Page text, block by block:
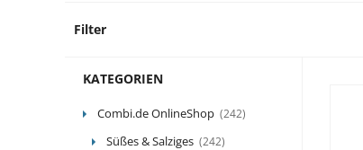
Filter
KATEGORIEN
Combi.de OnlineShop (242)
Süßes & Salziges (242)